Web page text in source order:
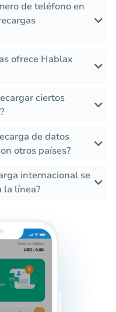
de teléfono en
ofrece Hablax
ciertos
de datos
otros países?
internacional se
la línea?